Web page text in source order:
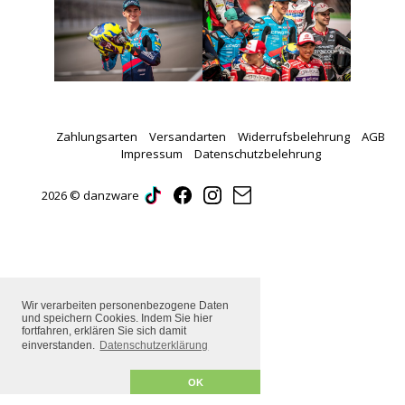
Wir verarbeiten personenbezogene Daten
und speichern Cookies. Indem Sie hier
fortfahren, erklären Sie sich damit
einverstanden. Datenschutzerklärung
OK
Zahlungsarten Versandarten Widerrufsbelehrung
AGB
Impressum
Datenschutzbelehrung
2026 © danzware